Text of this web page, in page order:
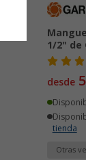
1/2" de
desde
tienda
Otras